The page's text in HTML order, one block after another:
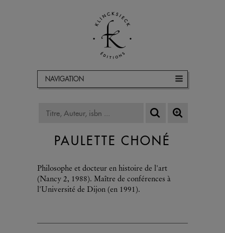
NAVIGATION
PAULETTE CHONÉ
Philosophe et docteur en histoire de l'art
(Nancy 2, 1988). Maître de conférences à
l'Université de Dijon (en 1991).